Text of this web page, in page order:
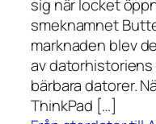
sig när locket
smeknamnet
marknaden blev
av
bärbara datorer.
ThinkPad […]